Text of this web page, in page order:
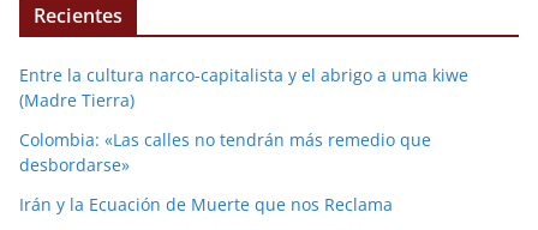
Recientes
Entre la cultura narco-capitalista y el abrigo a uma kiwe
(Madre Tierra)
Colombia: «Las calles no tendrán más remedio que
desbordarse»
Irán y la Ecuación de Muerte que nos Reclama